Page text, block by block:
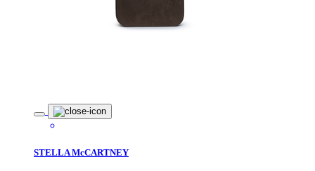
STELLA McCARTNEY